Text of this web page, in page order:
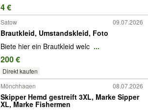
4 €
Satow 09.07.2026
Brautkleid, Umstandskleid, Foto
Biete hier ein Brautkleid welc ...
200 €
Direkt kaufen
Mönchhagen 08.07.2026
Skipper Hemd gestreift 3XL, Marke Sipper
XL, Marke Fishermen